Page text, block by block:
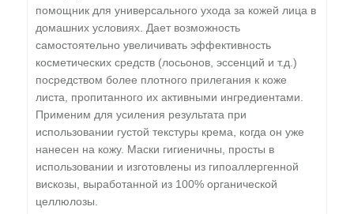
помощник для универсального ухода за кожей лица в
домашних условиях. Дает возможность
самостоятельно увеличивать эффективность
косметических средств (лосьонов, эссенций и т.д.)
посредством более плотного прилегания к коже
листа, пропитанного их активными ингредиентами.
Применим для усиления результата при
использовании густой текстуры крема, когда он уже
нанесен на кожу. Маски гигиеничны, просты в
использовании и изготовлены из гипоаллергенной
вискозы, выработанной из 100% органической
целлюлозы.